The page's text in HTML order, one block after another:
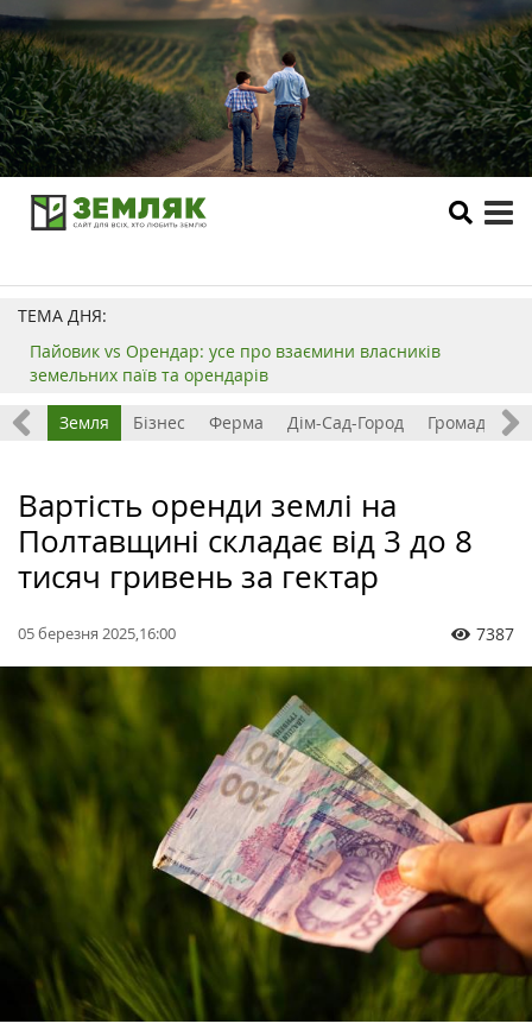
ТЕМА ДНЯ:
Пайовик vs Орендар: усе про взаємини власників
земельних паїв та орендарів
Все Земля Бізнес Ферма Дім-Сад-Город Громада
Вартість оренди землі на
Полтавщині складає від 3 до 8
тисяч гривень за гектар
05 березня 2025,16:00 7387